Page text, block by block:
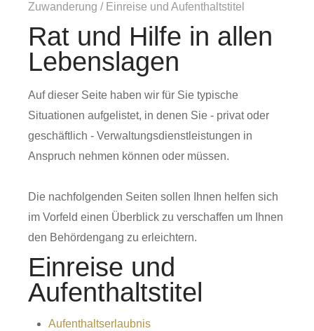
Zuwanderung / Einreise und Aufenthaltstitel
Rat und Hilfe in allen
Lebenslagen
Auf dieser Seite haben wir für Sie typische
Situationen aufgelistet, in denen Sie - privat oder
geschäftlich - Verwaltungsdienstleistungen in
Anspruch nehmen können oder müssen.
Die nachfolgenden Seiten sollen Ihnen helfen sich
im Vorfeld einen Überblick zu verschaffen um Ihnen
den Behördengang zu erleichtern.
Einreise und
Aufenthaltstitel
Aufenthaltserlaubnis